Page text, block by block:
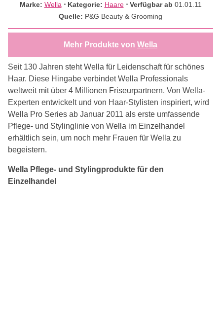
Marke: Wella ⋅ Kategorie: Haare ⋅ Verfügbar ab 01.01.11
Quelle: P&G Beauty & Grooming
Mehr Produkte von Wella
Seit 130 Jahren steht Wella für Leidenschaft für schönes
Haar. Diese Hingabe verbindet Wella Professionals
weltweit mit über 4 Millionen Friseurpartnern. Von Wella-
Experten entwickelt und von Haar-Stylisten inspiriert, wird
Wella Pro Series ab Januar 2011 als erste umfassende
Pflege- und Stylinglinie von Wella im Einzelhandel
erhältlich sein, um noch mehr Frauen für Wella zu
begeistern.
Wella Pflege- und Stylingprodukte für den
Einzelhandel